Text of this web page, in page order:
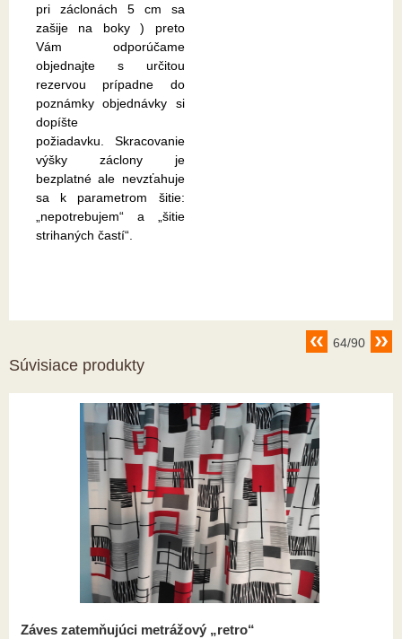
pri záclonách 5 cm sa
zašije na boky ) preto
Vám odporúčame
objednajte s určitou
rezervou prípadne do
poznámky objednávky si
dopíšte
požiadavku. Skracovanie
výšky záclony je
bezplatné ale nevzťahuje
sa k parametrom šitie:
„nepotrebujem“ a „šitie
strihaných častí“.
64/90
Súvisiace produkty
Záves zatemňujúci metrážový „retro“